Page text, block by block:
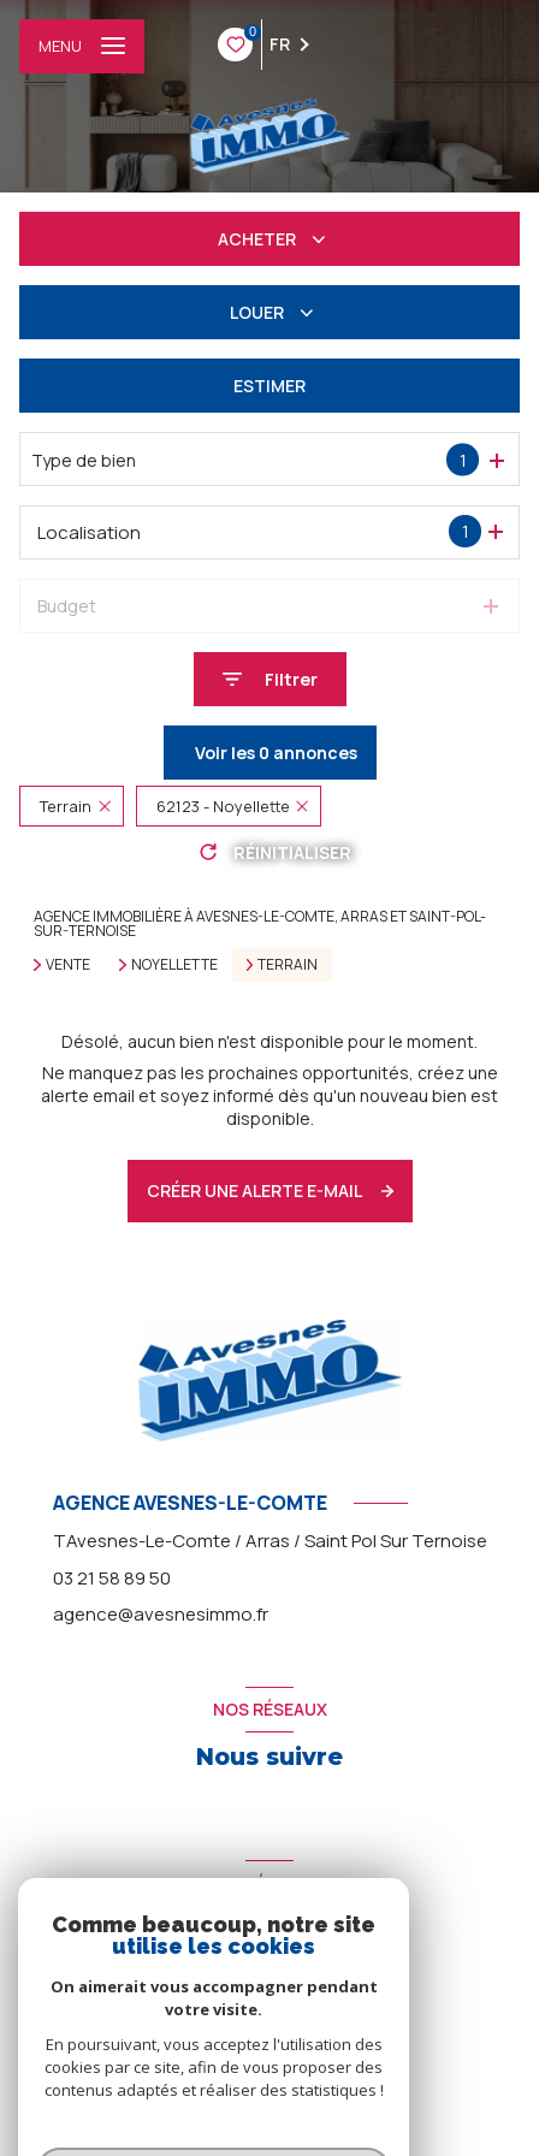
0
FR
MENU
ACHETER
Professionnel
LOUER
Professionnel
ESTIMER
Type de bien 1
1
Localisation
Budget
Filtrer
Voir les 0 annonces
Terrain 62123 - Noyellette
RÉINITIALISER
AGENCE IMMOBILIÈRE À AVESNES-LE-COMTE, ARRAS ET SAINT-POL-
SUR-TERNOISE
VENTE
NOYELLETTE TERRAIN
Désolé, aucun bien n'est disponible pour le moment.
Ne manquez pas les prochaines opportunités, créez une
alerte email et soyez informé dès qu'un nouveau bien est
disponible.
CRÉER UNE ALERTE E-MAIL
AGENCE AVESNES-LE-COMTE
TAvesnes-Le-Comte / Arras / Saint Pol Sur Ternoise
03 21 58 89 50
agence@avesnesimmo.fr
NOS RÉSEAUX
Nous suivre
ADHÉRENTS
Nous adhérons
Comme beaucoup, notre site
utilise les cookies
On aimerait vous accompagner pendant
votre visite.
En poursuivant, vous acceptez l'utilisation des
cookies par ce site, afin de vous proposer des
contenus adaptés et réaliser des statistiques !